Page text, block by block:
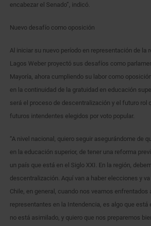
encabezar el Senado”, indicó.
Nuevo desafío como oposición
Al iniciar su nuevo período en representación de la
Lagos Weber proyectó sus desafíos como
Mayoría, ahora cumpliendo su labor como
en la continuidad de la gratuidad en educación
será el proceso de descentralización y el futuro rol
futuros intendentes elegidos por voto popular.
“A nivel nacional, quiero seguir asegurándome de
en la educación superior, de tener una reforma
un país que está en el Siglo XXI. En la región,
descentralización. Aquí van a haber elecciones y
Chile, en general, cuando nos veamos enfrentados
representantes en la Intendencia, es algo que está
no está asimilado, y quiero que nos preparemos